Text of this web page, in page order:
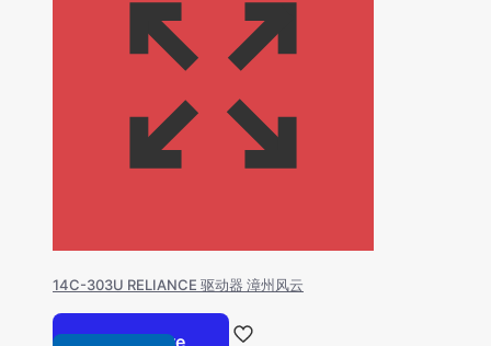
14C-303U RELIANCE 驱动器 漳州风云
Read more